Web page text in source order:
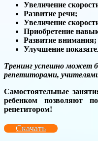
Увеличение
Развитие речи;
Увеличение
Приобретение
Развитие внимания;
Улучшение
Тренинг успешно может
репетиторами,
Самостоятельные
ребенком позволяют
репетитором!
Скачать